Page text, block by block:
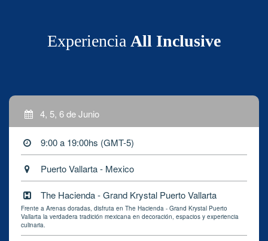
Experiencia All Inclusive
4, 5, 6 de Junio
9:00 a 19:00hs (GMT-5)
Puerto Vallarta - Mexico
The Hacienda - Grand Krystal Puerto Vallarta
Frente a Arenas doradas, disfruta en The Hacienda - Grand Krystal Puerto
Vallarta la verdadera tradición mexicana en decoración, espacios y experiencia
culinaria.